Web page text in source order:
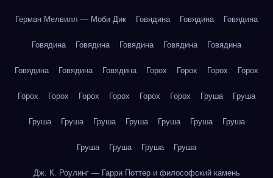
Герман Мелвилл — Моби Дик Говядина Говядина Говядина
Говядина Говядина Говядина Говядина Говядина
Говядина Говядина Говядина Горох Горох Горох Горох
Горох Горох Горох Горох Горох Горох Груша Груша
Груша Груша Груша Груша Груша Груша Груша
Груша Груша Груша Груша
Дж. К. Роулинг — Гарри Поттер и философский камень